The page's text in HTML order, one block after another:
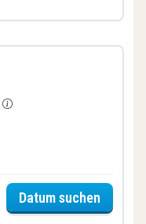
Datum suchen